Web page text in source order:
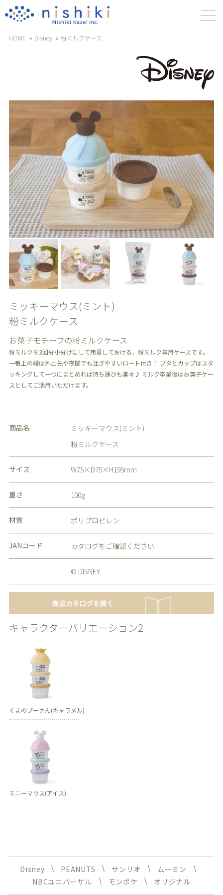
HOME Disney 粉ミルクケース
ミッキーマウス(ミント)
粉ミルクケース
お菓子モチーフの粉ミルクケース
粉ミルクを3回分小分けにして用意しておける、粉ミルク専用ケースです。
一番上の段は外出先や夜間でも注ぎやすいロート付き！ フタとカップはスタ
ッキングして一つにまとめれば持ち運びも楽々♪ ミルク卒業後はお菓子ケー
スとしてご活用いただけます。
商品名
ミッキーマウス(ミント)
粉ミルクケース
サイズ W75×D75×H195mm
重さ 100g
材質 ポリプロピレン
JANコード カタログをご確認ください
© DISNEY
キャラクターバリエーション2
くまのプーさん(キャラメル)
ミニーマウス(アイス)
Disney PEANUTS サンリオ
ムーミン
NBCユニバーサル
モンポケ オリジナル